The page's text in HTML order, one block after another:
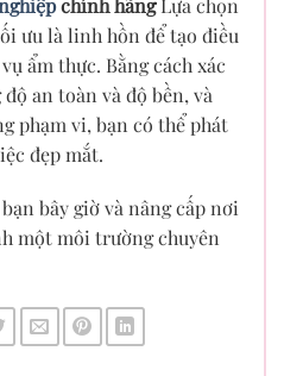
ưu là linh hồn để tạo điều
ẩm thực. Bằng cách xác
an toàn và độ bền, và
phạm vi, bạn có thể phát
đẹp mắt.
bây giờ và nâng cấp nơi
một môi trường chuyên